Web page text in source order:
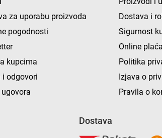
za uporabu proizvoda
pogodnosti
kupcima
i odgovori
Dostava i
Sigurnost
Online
Politika
Izjava o
Pravila o
Dostava